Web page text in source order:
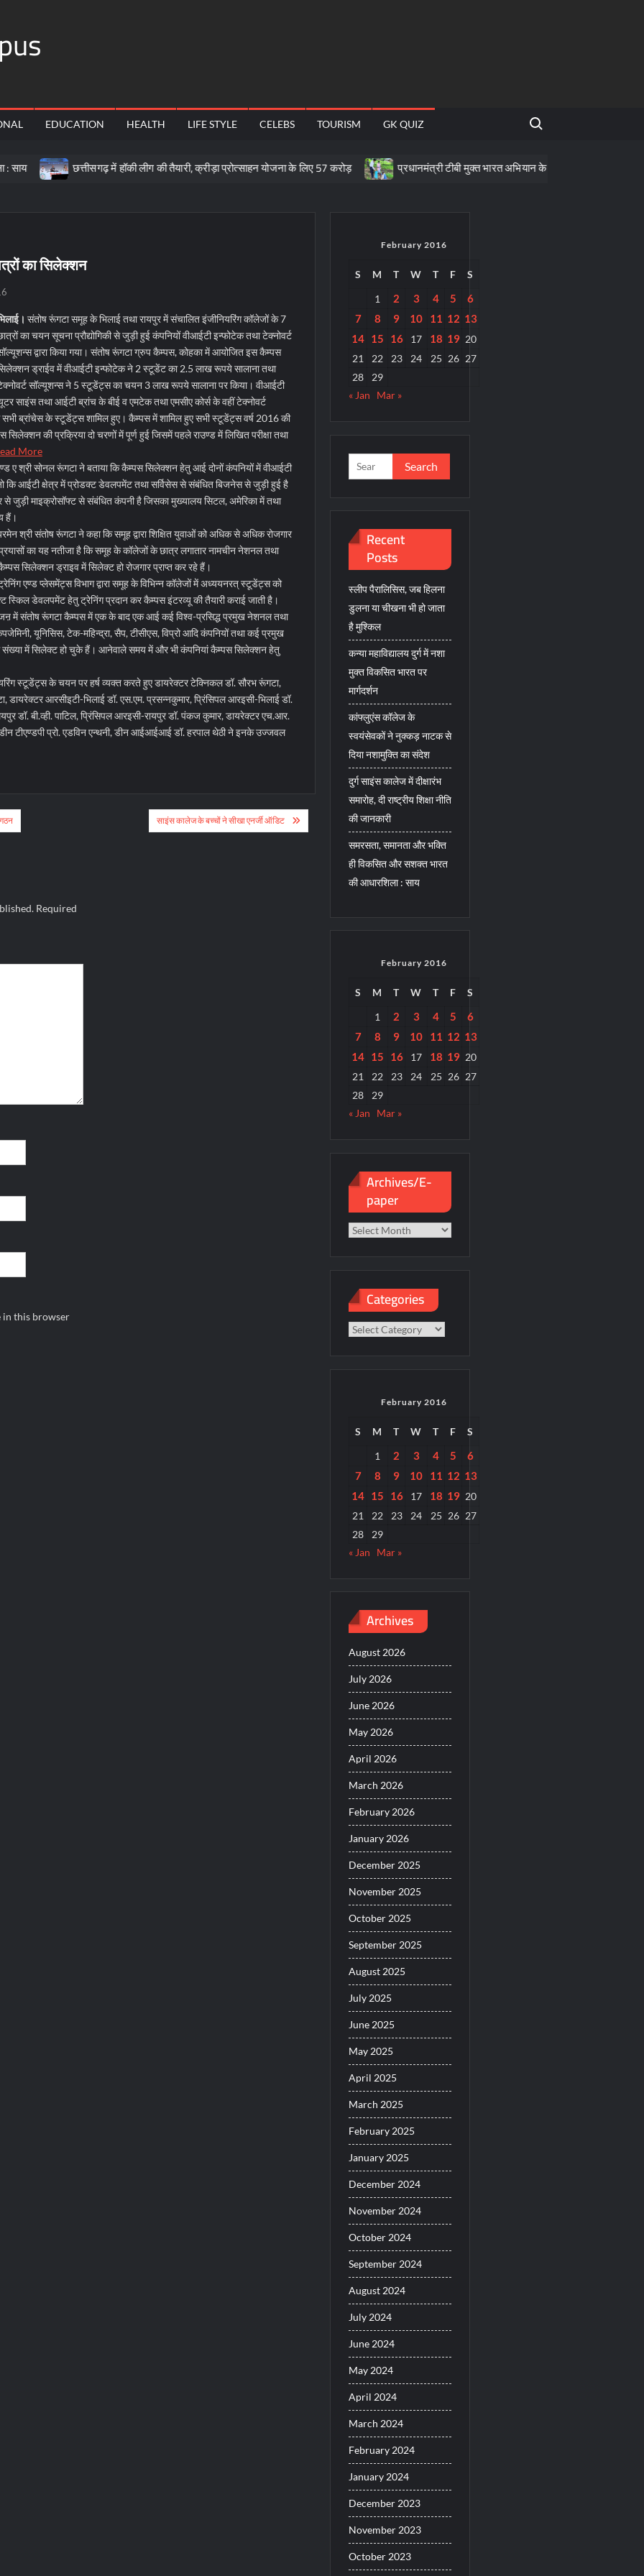
EDUCATION HEALTH LIFE STYLE CELEBS TOURISM GK QUIZ
Search for:
छत्तीसगढ़ में हॉकी लीग की तैयारी, क्रीड़ा प्रोत्साहन योजना के लिए 57 करोड़ प्रधानमंत्री टीबी मुक्त भारत अभियान के तहत पीवीटीजी क्षेत्रों में पोषण सहायता
का सिलेक्शन
संतोष रूंगटा समूह के भिलाई तथा रायपुर में संचालित इंजीनियरिंग कॉलेजों के 7
का चयन सूचना प्रौद्योगिकी से जुड़ी हुई कंपनियों वीआईटी इन्फोटेक तथा टेक्नोवर्ट
द्वारा किया गया। संतोष रूंगटा ग्रुप कैम्पस, कोहका में आयोजित इस कैम्पस
ड्राईव में वीआईटी इन्फोटेक ने 2 स्टूडेंट का 2.5 लाख रूपये सालाना तथा
सॉल्यूशन्स ने 5 स्टूडेंट्स का चयन 3 लाख रूपये सालाना पर किया। वीआईटी
साइंस तथा आईटी ब्रांच के बीई व एमटेक तथा एमसीए कोर्स के वहीं टेक्नोवर्ट
ब्रांचेस के स्टूडेंट्स शामिल हुए। कैम्पस में शामिल हुए सभी स्टूडेंट्स वर्ष 2016 की
की प्रक्रिया दो चरणों में पूर्ण हुई जिसमें पहले राउण्ड में लिखित परीक्षा तथा
More
ए श्री सोनल रूंगटा ने बताया कि कैम्पस सिलेक्शन हेतु आई दोनों कंपनियों में वीआईटी
कि आईटी क्षेत्र में प्रोडक्ट डेवलपमेंट तथा सर्विसेस से संबंधित बिजनेस से जुड़ी हुई है
से जुड़ी माइक्रोसॉफ्ट से संबंधित कंपनी है जिसका मुख्यालय सिटल, अमेरिका में तथा
हैं।
श्री संतोष रूंगटा ने कहा कि समूह द्वारा शिक्षित युवाओं को अधिक से अधिक रोजगार
का यह नतीजा है कि समूह के कॉलेजों के छात्र लगातार नामचीन नेशनल तथा
सिलेक्शन ड्राइव में सिलेक्ट हो रोजगार प्राप्त कर रहे हैं।
एण्ड प्लेसमेंट्स विभाग द्वारा समूह के विभिन्न कॉलेजों में अध्ययनरत् स्टूडेंट्स को
स्किल डेवलपमेंट हेतु ट्रेनिंग प्रदान कर कैम्पस इंटरव्यू की तैयारी कराई जाती है।
में संतोष रूंगटा कैम्पस में एक के बाद एक आई कई विश्व-प्रसिद्ध प्रमुख नेशनल तथा
यूनिसिस, टेक-महिन्द्रा, सैप, टीसीएस, विप्रो आदि कंपनियों तथा कई प्रमुख
संख्या में सिलेक्ट हो चुके हैं। आनेवाले समय में और भी कंपनियां कैम्पस सिलेक्शन हेतु
स्टूडेंट्स के चयन पर हर्ष व्यक्त करते हुए डायरेक्टर टेक्निकल डॉ. सौरभ रूंगटा,
डायरेक्टर आरसीइटी-भिलाई डॉ. एस.एम. प्रसन्नकुमार, प्रिंसिपल आरइसी-भिलाई डॉ.
डॉ. बी.व्ही. पाटिल, प्रिंसिपल आरइसी-रायपुर डॉ. पंकज कुमार, डायरेक्टर एच.आर.
टीएण्डपी प्रो. एडविन एन्थनी, डीन आईआईआई डॉ. हरपाल थेठी ने इनके उज्जवल
साइंस कालेज के बच्चों ने सीखा एनर्जी ऑडिट
Required
in this browser
February 2016
S M T W T F
S
1
2 3 4 5
6
7
8 9 10 11 12 13
14 15 16 17 18 19 20
21
22 23 24 25 26 27
28
29
« Jan
Mar »
Search
for:
Recent
Posts
स्लीप पैरालिसिस, जब हिलना
डुलना या चीखना भी हो जाता
है मुश्किल
कन्या महाविद्यालय दुर्ग में नशा
मुक्त विकसित भारत पर
मार्गदर्शन
कांफ्लुएंस कॉलेज के
स्वयंसेवकों ने नुक्कड़ नाटक से
दिया नशामुक्ति का संदेश
दुर्ग साइंस कालेज में दीक्षारंभ
समारोह, दी राष्ट्रीय शिक्षा नीति
की जानकारी
समरसता, समानता और भक्ति
ही विकसित और सशक्त भारत
की आधारशिला : साय
February 2016
S M T W T F
S
1
2 3 4 5
6
7
8 9 10 11 12 13
14 15 16 17 18 19 20
21
22 23 24 25 26 27
28
29
« Jan
Mar »
Archives/E-
paper
Archives/E-
Categories
Categories
February 2016
S M T W T F
S
1
2 3 4 5
6
7
8 9 10 11 12 13
14 15 16 17 18 19 20
21
22 23 24 25 26 27
28
29
« Jan
Mar »
Archives
August 2026
July 2026
June 2026
May 2026
April 2026
March 2026
February 2026
January 2026
December 2025
November 2025
October 2025
September 2025
August 2025
July 2025
June 2025
May 2025
April 2025
March 2025
February 2025
January 2025
December 2024
November 2024
October 2024
September 2024
August 2024
July 2024
June 2024
May 2024
April 2024
March 2024
February 2024
January 2024
December 2023
November 2023
October 2023